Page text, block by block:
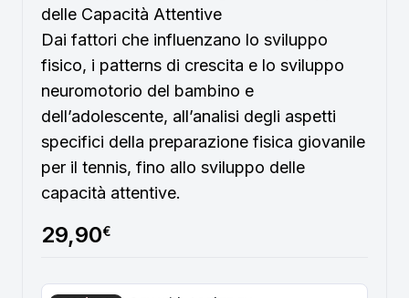
delle Capacità Attentive
Dai fattori che influenzano lo sviluppo
fisico, i patterns di crescita e lo sviluppo
neuromotorio del bambino e
dell’adolescente, all’analisi degli aspetti
specifici della preparazione fisica giovanile
per il tennis, fino allo sviluppo delle
capacità attentive.
29,90€